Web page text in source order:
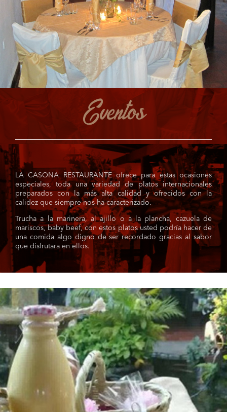
Eventos
LA CASONA RESTAURANTE ofrece para estas ocasiones
especiales, toda una variedad de platos internacionales
preparados con la más alta calidad y ofrecidos con la
calidez que siempre nos ha caracterizado.
Trucha a la marinera, al ajillo o a la plancha, cazuela de
mariscos, baby beef, con estos platos usted podría hacer de
una comida algo digno de ser recordado gracias al sabor
que disfrutara en ellos.